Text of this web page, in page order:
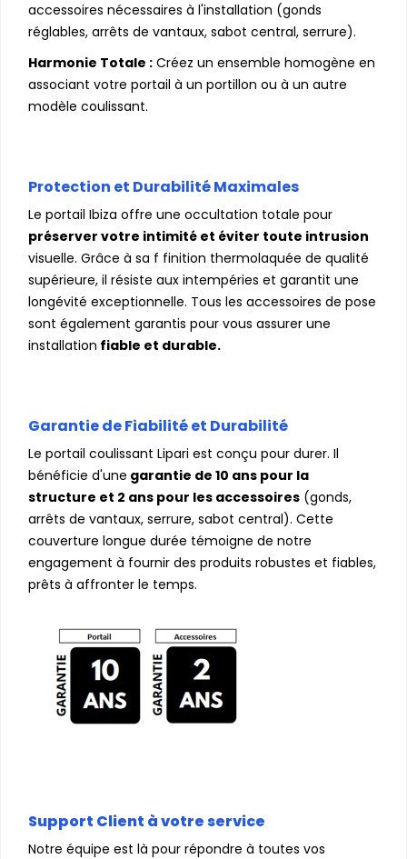
accessoires nécessaires à l'installation (gonds
réglables, arrêts de vantaux, sabot central, serrure).
Harmonie Totale : Créez un ensemble homogène en
associant votre portail à un portillon ou à un autre
modèle coulissant.
Protection et Durabilité Maximales
Le portail Ibiza offre une occultation totale pour
préserver votre intimité et éviter toute intrusion
visuelle. Grâce à sa f finition thermolaquée de qualité
supérieure, il résiste aux intempéries et garantit une
longévité exceptionnelle. Tous les accessoires de pose
sont également garantis pour vous assurer une
installation fiable et durable.
Garantie de Fiabilité et Durabilité
Le portail coulissant Lipari est conçu pour durer. Il
bénéficie d'une garantie de 10 ans pour la
structure et 2 ans pour les accessoires (gonds,
arrêts de vantaux, serrure, sabot central). Cette
couverture longue durée témoigne de notre
engagement à fournir des produits robustes et fiables,
prêts à affronter le temps.
Support Client à votre service
Notre équipe est là pour répondre à toutes vos